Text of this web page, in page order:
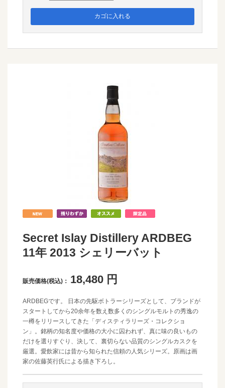
Secret Islay Distillery ARDBEG
11年 2013 シェリーバット
販売価格(税込)： 18,480 円
ARDBEGです。 日本の先駆ボトラーシリーズとして、ブランドが
スタートしてから20余年を数え数多くのシングルモルトの秀逸の
一樽をリリースしてきた「ディスティラリーズ・コレクショ
ン」。銘柄の知名度や価格の大小に囚われず、真に味の良いもの
だけを選りすぐり、決して、裏切らない品質のシングルカスクを
厳選。愛飲家には昔から知られた信頼の人気シリーズ。原画は画
家の佐藤英行氏による描き下ろし。